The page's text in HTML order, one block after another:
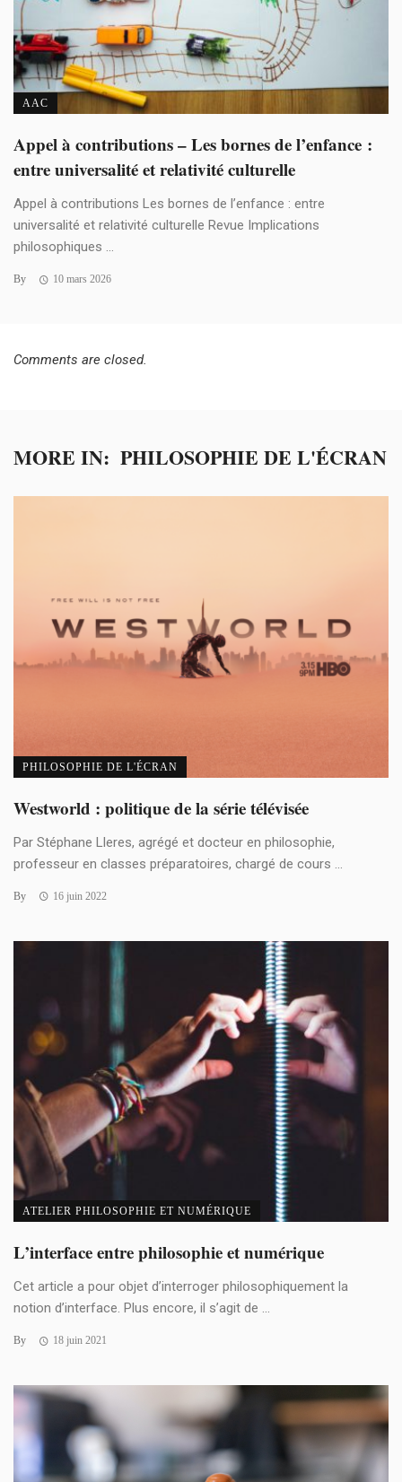
AAC
Appel à contributions – Les bornes de l’enfance :
entre universalité et relativité culturelle
Appel à contributions Les bornes de l’enfance : entre
universalité et relativité culturelle Revue Implications
philosophiques ...
By 10 mars 2026
Comments are closed.
MORE IN: PHILOSOPHIE DE L'ÉCRAN
PHILOSOPHIE DE L'ÉCRAN
Westworld : politique de la série télévisée
Par Stéphane Lleres, agrégé et docteur en philosophie,
professeur en classes préparatoires, chargé de cours ...
By 16 juin 2022
ATELIER PHILOSOPHIE ET NUMÉRIQUE
L’interface entre philosophie et numérique
Cet article a pour objet d’interroger philosophiquement la
notion d’interface. Plus encore, il s’agit de ...
By 18 juin 2021